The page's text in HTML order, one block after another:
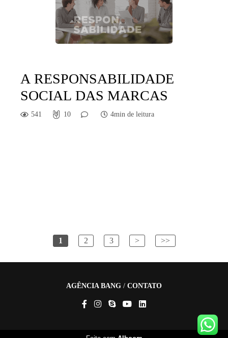
A RESPONSABILIDADE
SOCIAL DAS MARCAS
541 10 4min de leitura
1 2 3 > >>
AGÊNCIA BANG / CONTATO